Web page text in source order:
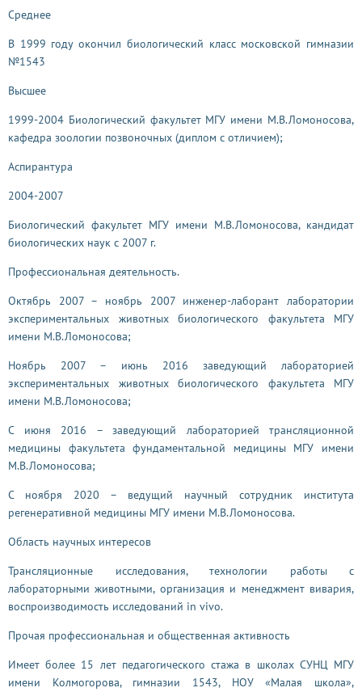
Среднее
В 1999 году окончил биологический класс московской гимназии
№1543
Высшее
1999-2004 Биологический факультет МГУ имени М.В.Ломоносова,
кафедра зоологии позвоночных (диплом с отличием);
Аспирантура
2004-2007
Биологический факультет МГУ имени М.В.Ломоносова, кандидат
биологических наук с 2007 г.
Профессиональная деятельность.
Октябрь 2007 – ноябрь 2007 инженер-лаборант лаборатории
экспериментальных животных биологического факультета МГУ
имени М.В.Ломоносова;
Ноябрь 2007 – июнь 2016 заведующий лабораторией
экспериментальных животных биологического факультета МГУ
имени М.В.Ломоносова;
С июня 2016 – заведующий лабораторией трансляционной
медицины факультета фундаментальной медицины МГУ имени
М.В.Ломоносова;
С ноября 2020 – ведущий научный сотрудник института
регенеративной медицины МГУ имени М.В.Ломоносова.
Область научных интересов
Трансляционные исследования, технологии работы с
лабораторными животными, организация и менеджмент вивария,
воспроизводимость исследований in vivo.
Прочая профессиональная и общественная активность
Имеет более 15 лет педагогического стажа в школах СУНЦ МГУ
имени Колмогорова, гимназии 1543, НОУ «Малая школа»,